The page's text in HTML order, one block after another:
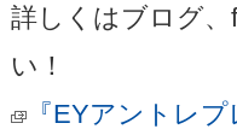
詳しくはブログ、
い！
『EYアントレプ